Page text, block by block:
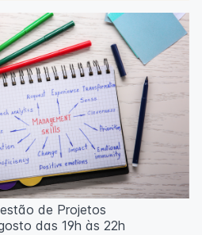
de Projetos
das 19h às 22h